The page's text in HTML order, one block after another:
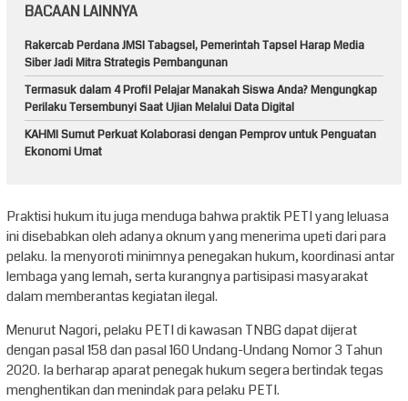
BACAAN LAINNYA
Rakercab Perdana JMSI Tabagsel, Pemerintah Tapsel Harap Media
Siber Jadi Mitra Strategis Pembangunan
Termasuk dalam 4 Profil Pelajar Manakah Siswa Anda? Mengungkap
Perilaku Tersembunyi Saat Ujian Melalui Data Digital
KAHMI Sumut Perkuat Kolaborasi dengan Pemprov untuk Penguatan
Ekonomi Umat
Praktisi hukum itu juga menduga bahwa praktik PETI yang leluasa
ini disebabkan oleh adanya oknum yang menerima upeti dari para
pelaku. Ia menyoroti minimnya penegakan hukum, koordinasi antar
lembaga yang lemah, serta kurangnya partisipasi masyarakat
dalam memberantas kegiatan ilegal.
Menurut Nagori, pelaku PETI di kawasan TNBG dapat dijerat
dengan pasal 158 dan pasal 160 Undang-Undang Nomor 3 Tahun
2020. Ia berharap aparat penegak hukum segera bertindak tegas
menghentikan dan menindak para pelaku PETI.